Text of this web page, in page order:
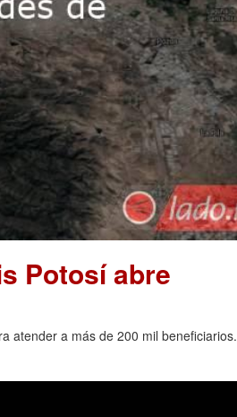
Potosí abre
atender a más de 200 mil beneficiarios.